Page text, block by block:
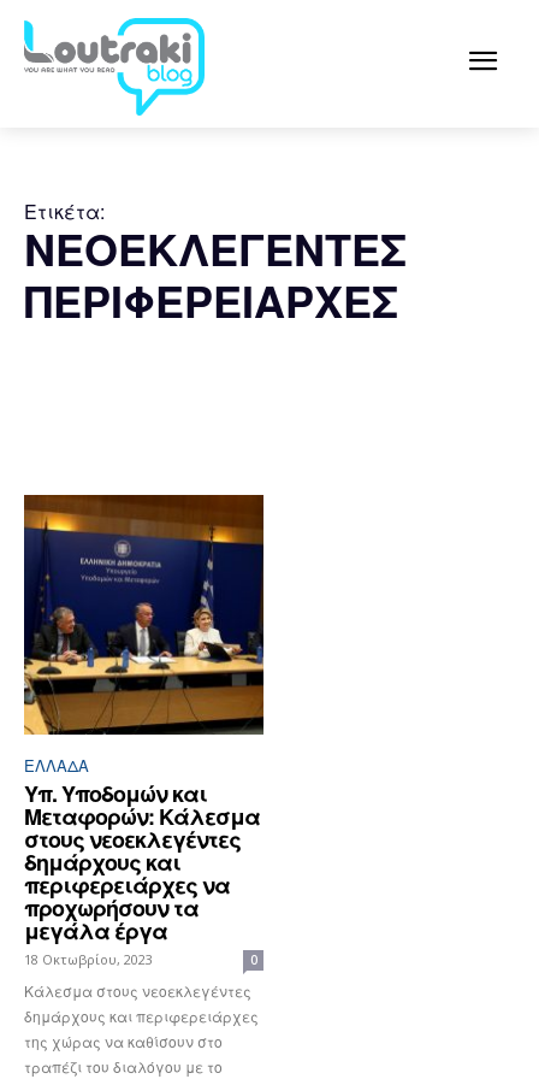
Ετικέτα:
ΝΕΟΕΚΛΕΓΕΝΤΕΣ
ΠΕΡΙΦΕΡΕΙΑΡΧΕΣ
ΕΛΛΆΔΑ
Υπ. Υποδομών και
Μεταφορών: Κάλεσμα
στους νεοεκλεγέντες
δημάρχους και
περιφερειάρχες να
προχωρήσουν τα
μεγάλα έργα
18 Οκτωβρίου, 2023 0
Κάλεσμα στους νεοεκλεγέντες
δημάρχους και περιφερειάρχες
της χώρας να καθίσουν στο
τραπέζι του διαλόγου με το